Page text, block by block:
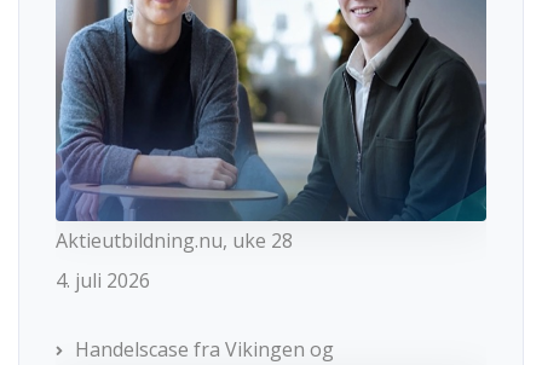
Aktieutbildning.nu, uke 28
4. juli 2026
Handelscase fra Vikingen og